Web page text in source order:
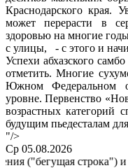
Краснодарского края.
может перерасти в
здоровью на многие
с улицы, - с этого и
Успехи абхазского
отметить. Многие
Южном Федеральном
уровне. Первенство
возрастных категорий
будущим пьедесталам
"/>
Ср 05.08.2026
("бегущая строка") и